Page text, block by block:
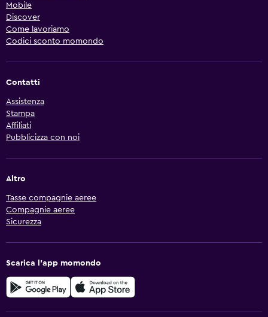
Mobile
Discover
Come lavoriamo
Codici sconto momondo
Contatti
Assistenza
Stampa
Affiliati
Pubblicizza con noi
Altro
Tasse compagnie aeree
Compagnie aeree
Sicurezza
Scarica l'app momondo